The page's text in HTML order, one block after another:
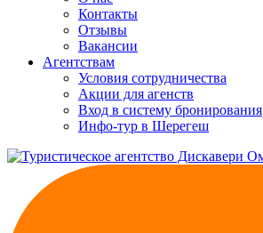
Контакты
Отзывы
Вакансии
Агентствам
Условия сотрудничества
Акции для агенств
Вход в систему бронирования
Инфо-тур в Шерегеш